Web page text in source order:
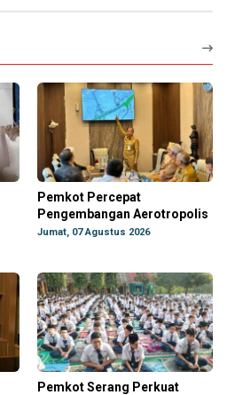
Pemkot Percepat
Pengembangan Aerotropolis
Jumat, 07 Agustus 2026
Pemkot Serang Perkuat